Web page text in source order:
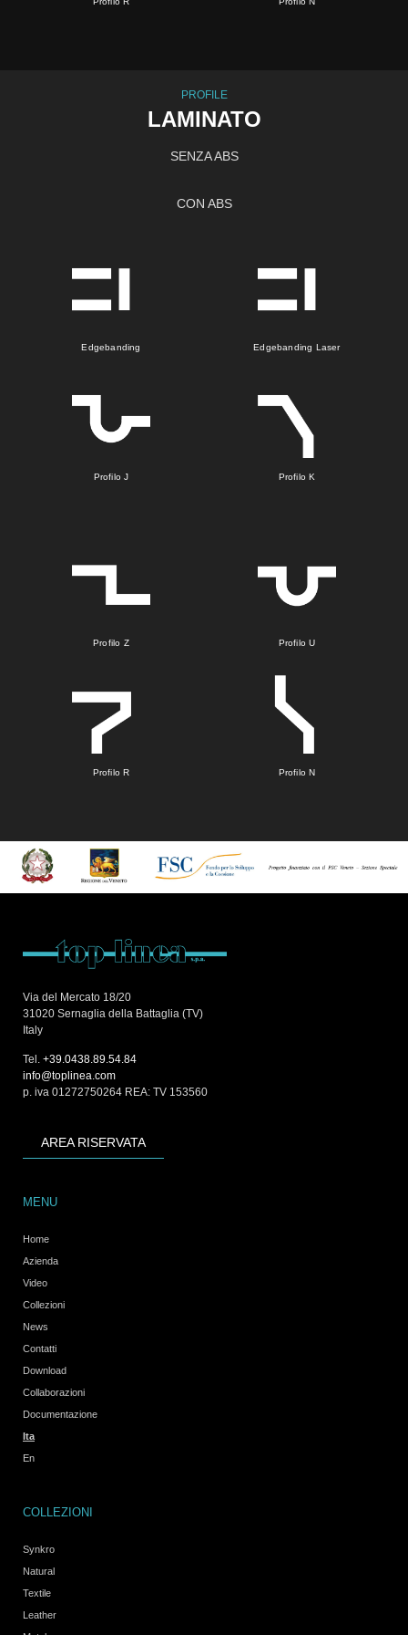
PROFILE
LAMINATO
SENZA ABS
CON ABS
Edgebanding Edgebanding Laser
Profilo J Profilo K
Profilo Z Profilo U
Profilo R Profilo N
Via del Mercato 18/20
31020 Sernaglia della Battaglia (TV)
Italy
Tel. +39.0438.89.54.84
info@toplinea.com
p. iva 01272750264 REA: TV 153560
AREA RISERVATA
MENU
Home
Azienda
Video
Collezioni
News
Contatti
Download
Collaborazioni
Documentazione
Ita
En
COLLEZIONI
Synkro
Natural
Textile
Leather